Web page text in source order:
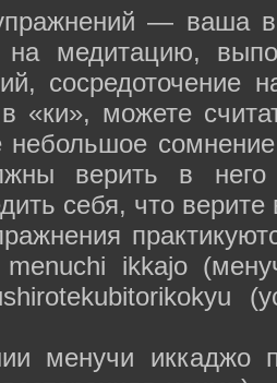
— ваша
медитацию,
сосредоточение
«ки», можете
сомнение
верить в
себя, что верите
menuchi ikkajo
менучи иккаджо